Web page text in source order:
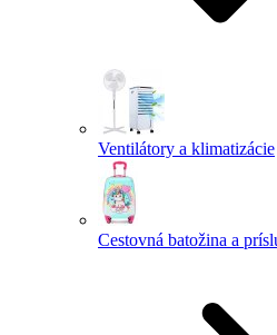
Ventilátory a klimatizácie
Cestovná batožina a